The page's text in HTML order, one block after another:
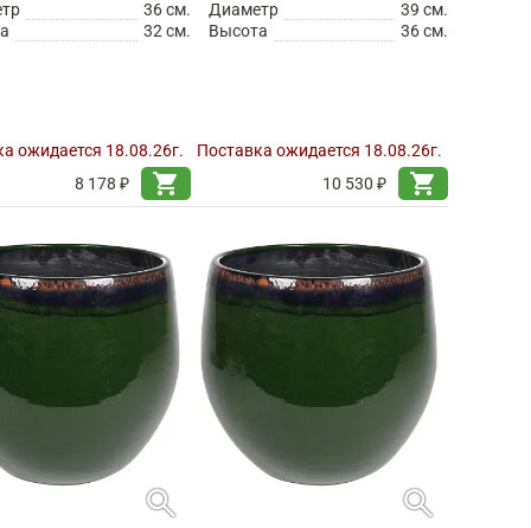
36 см.
32 см.
ожидается 18.08.26г.
8 178 ₽
shopping_cart
Диаметр
39 см.
Высота
36 см.
Поставка ожидается 18.08.26г.
10 530 ₽
shopping_cart
search search